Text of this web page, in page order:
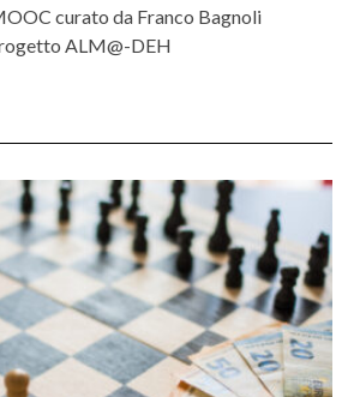
curato da Franco Bagnoli
ALM@-DEH